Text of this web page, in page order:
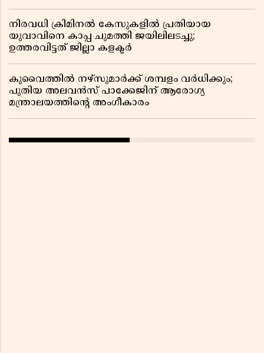
നിരവധി ക്രിമിനൽ കേസുകളിൽ പ്രതിയായ
യുവാവിനെ കാപ്പ ചുമത്തി ജയിലിലടച്ചു;
ഉത്തരവിട്ടത് ജില്ലാ കളക്ടർ
കുവൈത്തിൽ നഴ്‌സുമാർക്ക് ശമ്പളം വർധിക്കും;
പുതിയ അലവൻസ് പാക്കേജിന് ആരോഗ്യ
മന്ത്രാലയത്തിൻ്റെ അംഗീകാരം